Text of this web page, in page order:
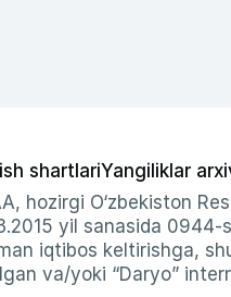
shartlariYangiliklar
hozirgi O‘zbekiston
yil sanasida
iqtibos keltirishga,
va/yoki “Daryo”